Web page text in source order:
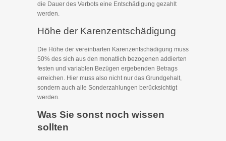
die Dauer des Verbots eine Entschädigung gezahlt
werden.
Höhe der Karenzentschädigung
Die Höhe der vereinbarten Karenzentschädigung muss
50% des sich aus den monatlich bezogenen addierten
festen und variablen Bezügen ergebenden Betrags
erreichen. Hier muss also nicht nur das Grundgehalt,
sondern auch alle Sonderzahlungen berücksichtigt
werden.
Was Sie sonst noch wissen
sollten